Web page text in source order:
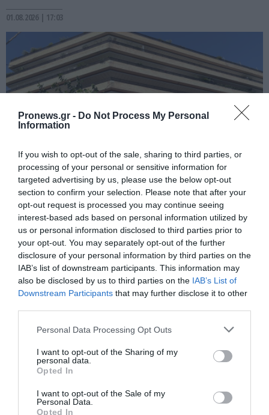
Pronews.gr - Do Not Process My Personal
Information
If you wish to opt-out of the sale, sharing to third parties, or
processing of your personal or sensitive information for
targeted advertising by us, please use the below opt-out
section to confirm your selection. Please note that after your
opt-out request is processed you may continue seeing
interest-based ads based on personal information utilized by
us or personal information disclosed to third parties prior to
your opt-out. You may separately opt-out of the further
disclosure of your personal information by third parties on the
IAB’s list of downstream participants. This information may
also be disclosed by us to third parties on the IAB’s List of
Downstream Participants that may further disclose it to other
Please note that this website/app uses one or more Google
not limited to your visit or usage behaviour. You may click to
grant or deny consent to Google and its third-party tags to
use your data for below specified purposes in below Google
consent section.
Personal Data Processing Opt Outs
I want to opt-out of the Sharing of my
personal data.
Opted In
I want to opt-out of the Sale of my
Personal Data.
Opted In
01.08.2026 | 17:03
PRONEWS.GR / ΤΗΛΕΟΡΑΣΗ
Έτσι είναι σήμερα η πολυκατοικία από τη
θρυλική σειρά «Το Ρετιρέ» (φώτο)
30.07.2026 | 11:15